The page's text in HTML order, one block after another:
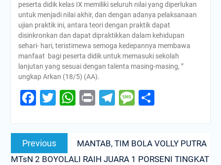
peserta didik kelas IX memiliki seluruh nilai yang diperlukan
untuk menjadi nilai akhir, dan dengan adanya pelaksanaan
ujian praktik ini, antara teori dengan praktik dapat
disinkronkan dan dapat dipraktikkan dalam kehidupan
sehari- hari, teristimewa semoga kedepannya membawa
manfaat bagi peserta didik untuk memasuki sekolah
lanjutan yang sesuai dengan talenta masing-masing, ”
ungkap Arkan (18/5) (AA).
Facebook
Twitter
WhatsApp
PrintTelegram
Message
Share
Post
navigation
Previous
post:
MANTAB, TIM BOLA VOLLY PUTRA
MTsN 2 BOYOLALI RAIH JUARA 1 PORSENI TINGKAT